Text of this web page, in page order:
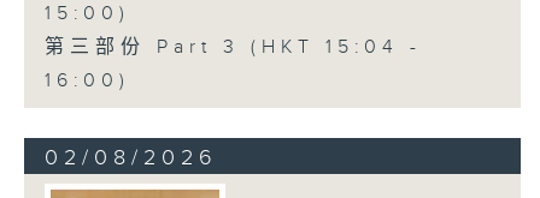
15:00)
第三部份 Part 3 (HKT 15:04 -
16:00)
02/08/2026